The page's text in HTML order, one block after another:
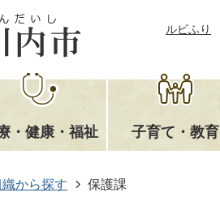
ルビふり
・健康・福祉 子育て・教育
から探す 保護課